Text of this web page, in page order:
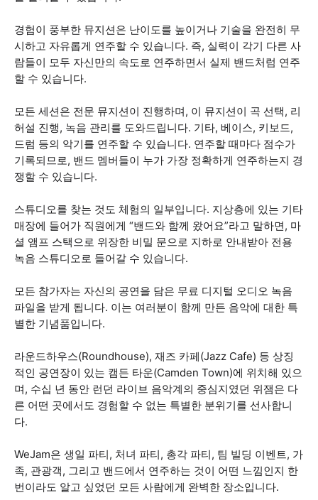
경험이 풍부한 뮤지션은 난이도를 높이거나 기술을 완전히 무
시하고 자유롭게 연주할 수 있습니다. 즉, 실력이 각기 다른 사
람들이 모두 자신만의 속도로 연주하면서 실제 밴드처럼 연주
할 수 있습니다.
모든 세션은 전문 뮤지션이 진행하며, 이 뮤지션이 곡 선택, 리
허설 진행, 녹음 관리를 도와드립니다. 기타, 베이스, 키보드,
드럼 등의 악기를 연주할 수 있습니다. 연주할 때마다 점수가
기록되므로, 밴드 멤버들이 누가 가장 정확하게 연주하는지 경
쟁할 수 있습니다.
스튜디오를 찾는 것도 체험의 일부입니다. 지상층에 있는 기타
매장에 들어가 직원에게 “밴드와 함께 왔어요”라고 말하면, 마
셜 앰프 스택으로 위장한 비밀 문으로 지하로 안내받아 전용
녹음 스튜디오로 들어갈 수 있습니다.
모든 참가자는 자신의 공연을 담은 무료 디지털 오디오 녹음
파일을 받게 됩니다. 이는 여러분이 함께 만든 음악에 대한 특
별한 기념품입니다.
라운드하우스(Roundhouse), 재즈 카페(Jazz Cafe) 등 상징
적인 공연장이 있는 캠든 타운(Camden Town)에 위치해 있으
며, 수십 년 동안 런던 라이브 음악계의 중심지였던 위잼은 다
른 어떤 곳에서도 경험할 수 없는 특별한 분위기를 선사합니
다.
WeJam은 생일 파티, 처녀 파티, 총각 파티, 팀 빌딩 이벤트, 가
족, 관광객, 그리고 밴드에서 연주하는 것이 어떤 느낌인지 한
번이라도 알고 싶었던 모든 사람에게 완벽한 장소입니다.